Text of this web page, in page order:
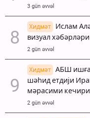
3 gün əvvəl
Хидмәт
Ислам
визуал
2 gün əvvəl
Хидмәт
АБШ
шәһид етдији
мәрасими
2 gün əvvəl